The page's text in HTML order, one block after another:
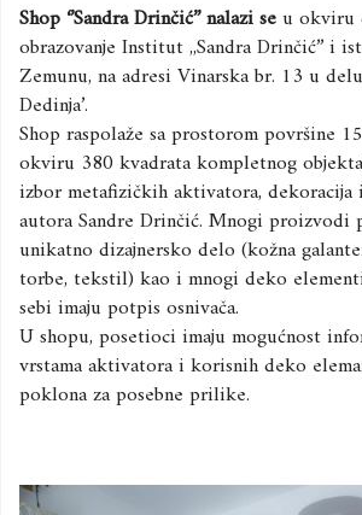
Shop ‘’Sandra Drinčić’’ nalazi seu okviru
obrazovanje Institut ,,Sandra Drinčić’’ i
Zemunu, na adresi Vinarska br. 13 u
Dedinja’.
Shop raspolaže sa prostorom površine
okviru 380 kvadrata kompletnog
izbor metafizičkih aktivatora, dekoracija
autora Sandre Drinčić. Mnogi proizvodi
unikatno dizajnersko delo (kožna
torbe, tekstil) kao i mnogi deko
sebi imaju potpis osnivača.
U shopu, posetioci imaju mogućnost
vrstama aktivatora i korisnih deko
poklona za posebne prilike.